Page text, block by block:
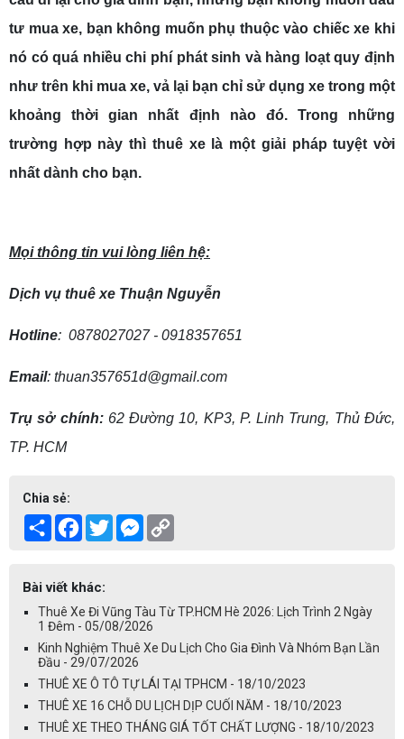
tư mua xe, bạn không muốn phụ thuộc vào chiếc xe khi
nó có quá nhiều chi phí phát sinh và hàng loạt quy định
như trên khi mua xe, vả lại bạn chỉ sử dụng xe trong một
khoảng thời gian nhất định nào đó. Trong những
trường hợp này thì thuê xe là một giải pháp tuyệt vời
nhất dành cho bạn.
Mọi thông tin vui lòng liên hệ:
Dịch vụ thuê xe Thuận Nguyễn
Hotline: 0878027027 - 0918357651
Email: thuan357651d@gmail.com
Trụ sở chính: 62 Đường 10, KP3, P. Linh Trung, Thủ Đức,
TP. HCM
Chia sẻ:
Share Facebook
TwitterMessenger
Bài viết khác:
Thuê Xe Đi Vũng Tàu Từ TP.HCM Hè 2026: Lịch Trình 2 Ngày
1 Đêm - 05/08/2026
Kinh Nghiệm Thuê Xe Du Lịch Cho Gia Đình Và Nhóm Bạn Lần
Đầu - 29/07/2026
THUÊ XE Ô TÔ TỰ LÁI TẠI TPHCM - 18/10/2023
THUÊ XE 16 CHỖ DU LỊCH DỊP CUỐI NĂM - 18/10/2023
THUÊ XE THEO THÁNG GIÁ TỐT CHẤT LƯỢNG - 18/10/2023